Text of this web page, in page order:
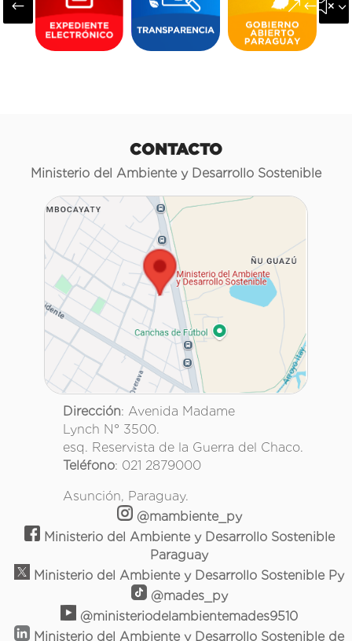
#
CONTACTO
Ministerio del Ambiente y Desarrollo Sostenible
Dirección: Avenida Madame
Lynch N° 3500.
esq. Reservista de la Guerra del Chaco.
Teléfono: 021 2879000
Asunción, Paraguay.
@mambiente_py
Ministerio del Ambiente y Desarrollo Sostenible
Paraguay
Ministerio del Ambiente y Desarrollo Sostenible Py
@mades_py
@ministeriodelambientemades9510
Ministerio del Ambiente y Desarrollo Sostenible de